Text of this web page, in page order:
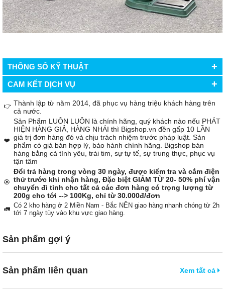
THÔNG SỐ KỸ THUẬT +
CAM KẾT DỊCH VỤ +
👉 Thành lập từ năm 2014, đã phục vụ hàng triệu khách hàng trên
cả nước.
❤️
Sản Phẩm LUÔN LUÔN là chính hãng, quý khách nào nếu PHÁT
HIỆN HÀNG GIẢ, HÀNG NHÁI thì Bigshop.vn đền gấp 10 LẦN
giá trị đơn hàng đó và chịu trách nhiệm trước pháp luật. Sản
phẩm có giá bán hợp lý, bảo hành chính hãng. Bigshop bán
hàng bằng cả tình yêu, trái tim, sự tự tế, sự trung thực, phục vụ
tận tâm
🏵️
Đổi trả hàng trong vòng 30 ngày, được kiểm tra và cắm điện
thử trước khi nhận hàng, Đặc biệt GIẢM TỪ 20- 50% phí vận
chuyển đi tỉnh cho tất cả các đơn hàng có trọng lượng từ
200g cho tới --> 100Kg, chỉ từ 30.000đ/đơn
🚛 Có 2 kho hàng ở 2 Miền Nam - Bắc NÊN giao hàng nhanh chóng từ 2h
tới 7 ngày tùy vào khu vực giao hàng.
Sản phẩm gợi ý
Sản phẩm liên quan Xem tất cả